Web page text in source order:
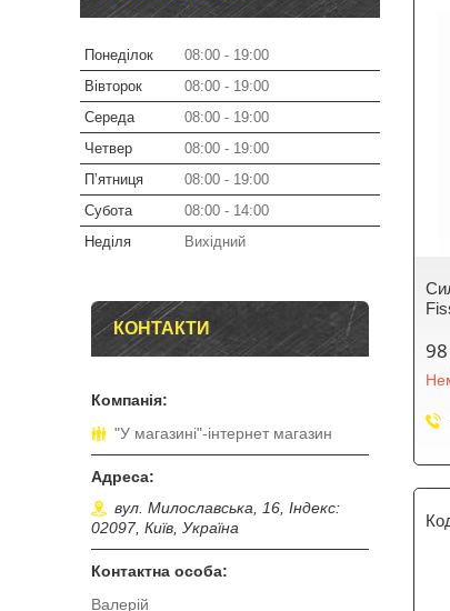
Понеділок 08:00
19:00
Вівторок
08:00
19:00
Середа
08:00
19:00
Четвер
08:00
19:00
Пʼятниця
08:00
19:00
Субота
08:00
14:00
Неділя
Вихідний
КОНТАКТИ
"У магазині"-інтернет магазин
вул. Милославська, 16, Індекс:
02097, Київ, Україна
Валерій